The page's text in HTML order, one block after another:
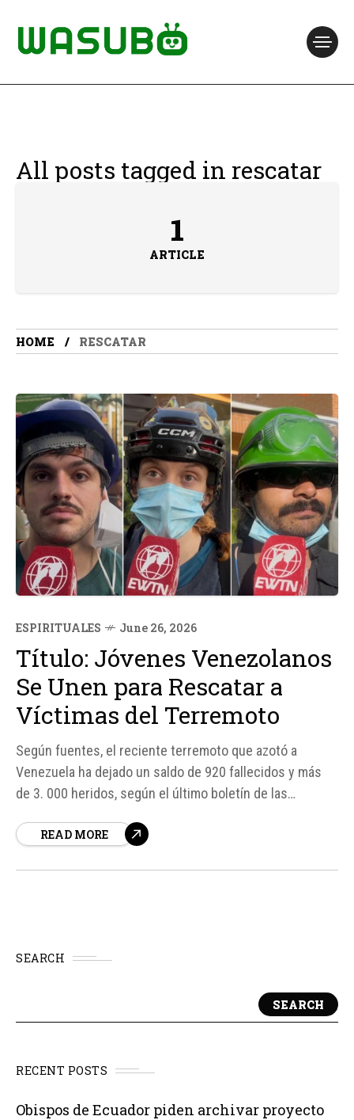
All posts tagged in rescatar
1
ARTICLE
HOME RESCATAR
ESPIRITUALES June 26, 2026
Título: Jóvenes Venezolanos
Se Unen para Rescatar a
Víctimas del Terremoto
Según fuentes, el reciente terremoto que azotó a
Venezuela ha dejado un saldo de 920 fallecidos y más
de 3. 000 heridos, según el último boletín de las
medio de la tragedia, un grupo de jóvenes venezolanos
READ MORE
SEARCH
SEARCH
RECENT POSTS
Obispos de Ecuador piden archivar proyecto